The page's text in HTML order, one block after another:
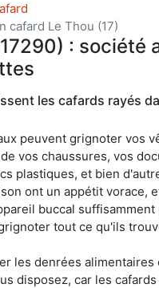
cafard Le Thou (17)
: société
les cafards rayés
peuvent grignoter vos
vos chaussures, vos
plastiques, et bien
ont un appétit vorace,
buccal suffisamment
tout ce qu'ils
les denrées alimentaires
disposez, car les